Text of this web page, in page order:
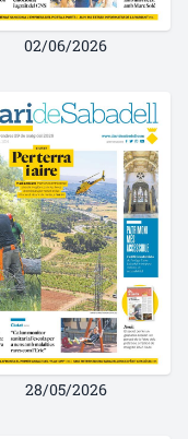
02/06/2026
28/05/2026